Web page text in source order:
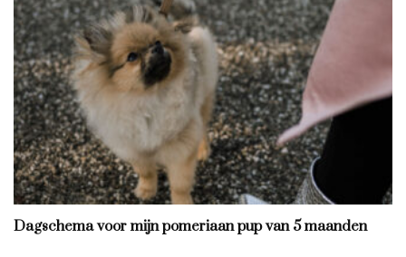
Dagschema voor mijn pomeriaan pup van 5 maanden